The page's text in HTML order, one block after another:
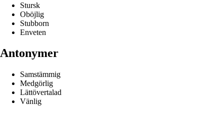
Stursk
Oböjlig
Stubborn
Enveten
Antonymer
Samstämmig
Medgörlig
Lättövertalad
Vänlig